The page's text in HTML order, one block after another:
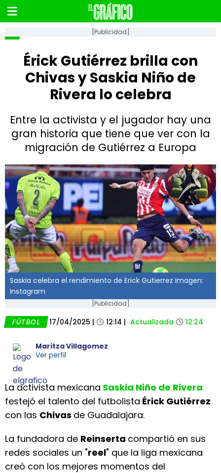
[Publicidad]
Érick Gutiérrez brilla con
Chivas y Saskia Niño de
Rivera lo celebra
Entre la activista y el jugador hay una
gran historia que tiene que ver con la
migración de Gutiérrez a Europa
Saskia celebra el rendimiento de Erick Gutierrez Imagen:
Instagram
[Publicidad]
FÚTBOL 17/04/2025 | 12:14 | Actualizada 12:24
Maritza Villagomez
Ver perfil
La activista mexicana Saskia Niño de Rivera
festejó el talento del futbolista Érick Gutiérrez
con las Chivas de Guadalajara.
La fundadora de Reinserta compartió en sus
redes sociales un "reel" que la liga mexicana
creó con los mejores momentos del